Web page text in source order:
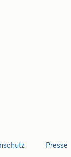
Presse